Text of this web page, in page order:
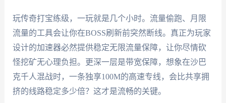
玩传奇打宝练级，一玩就是几个小时。流量偷跑、月限
流量的工具会让你在BOSS刷新前突然断线。真正为玩家
设计的加速器必然提供稳定无限流量保障，让你尽情砍
怪挖矿无心理负担。更深一层是带宽保障，想象在沙巴
克千人混战时，一条独享100M的高速专线，会比共享拥
挤的线路稳定多少倍？这才是流畅的关键。